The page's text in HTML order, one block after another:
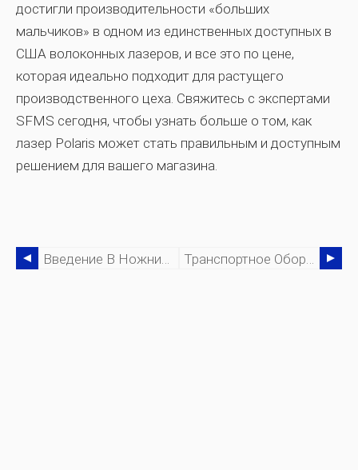
достигли производительности «больших
мальчиков» в одном из единственных доступных в
США волоконных лазеров, и все это по цене,
которая идеально подходит для растущего
производственного цеха. Свяжитесь с экспертами
SFMS сегодня, чтобы узнать больше о том, как
лазер Polaris может стать правильным и доступным
решением для вашего магазина.
Введение В Ножницы И Стрижку Транспортное Оборудование — 8 Вариантов Транспортного Оборудования